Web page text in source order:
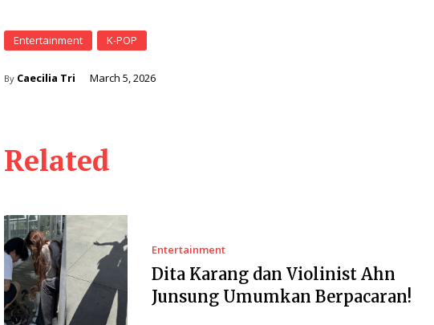
Entertainment K-POP
By Caecilia Tri March 5, 2026
Related
Entertainment
Dita Karang dan Violinist Ahn
Junsung Umumkan Berpacaran!